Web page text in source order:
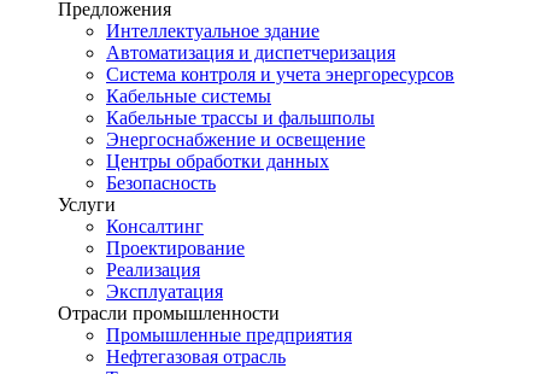
Предложения
Интеллектуальное здание
Автоматизация и диспетчеризация
Система контроля и учета энергоресурсов
Кабельные системы
Кабельные трассы и фальшполы
Энергоснабжение и освещение
Центры обработки данных
Безопасность
Услуги
Консалтинг
Проектирование
Реализация
Эксплуатация
Отрасли промышленности
Промышленные предприятия
Нефтегазовая отрасль